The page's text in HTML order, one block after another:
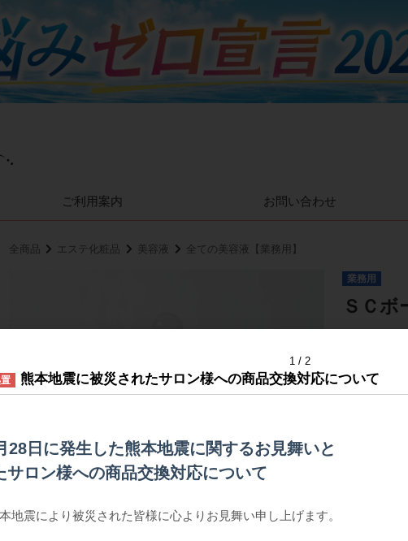
ご利用案内 お問い合わせ
全商品 エステ化粧品 美容液 全ての美容液【業務用】
業務用
ＳＣボ
お肌の
～SCボー
最新テク
化粧品の
お肌のゆ
1 2
熊本地震に被災されたサロン様への商品交換対応について
28日に発生した熊本地震に関するお見舞いと
サロン様への商品交換対応について
地震により被災された皆様に心よりお見舞い申し上げます。